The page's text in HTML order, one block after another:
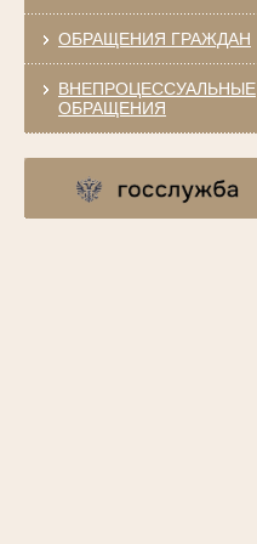
ОБРАЩЕНИЯ ГРАЖДАН
ВНЕПРОЦЕССУАЛЬНЫЕ
ОБРАЩЕНИЯ